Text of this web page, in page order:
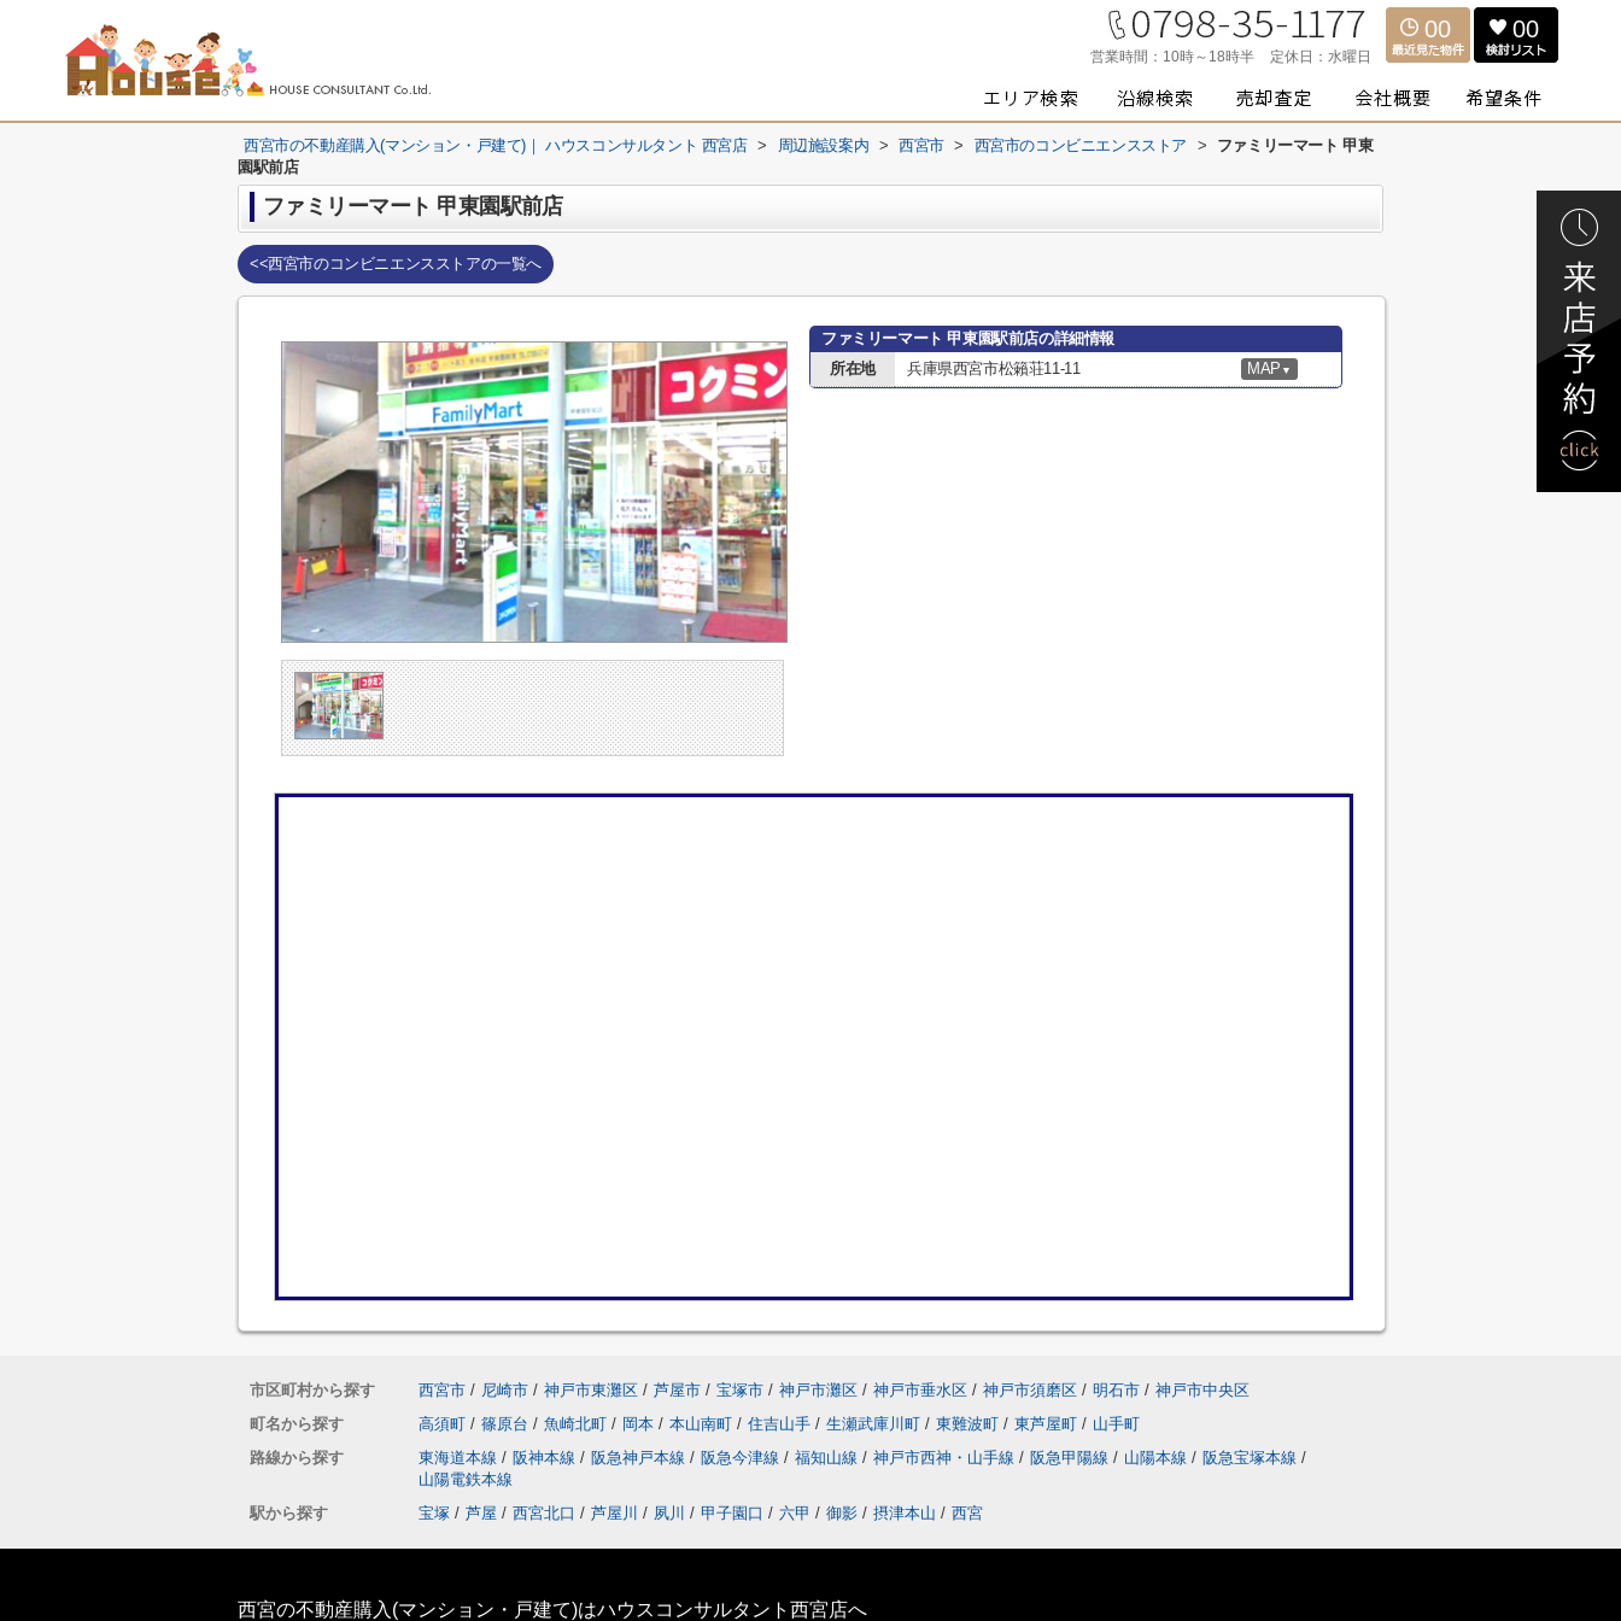
営業時間： 10時～18時半 定休日： 水曜日
00 00
西宮市の不動産購入(マンション・戸建て)｜ ハウスコンサルタント 西宮店 > 周辺施設案内 > 西宮市 > 西宮市のコンビニエンスストア >
ファミリーマート 甲東
園駅前店
ファミリーマート 甲東園駅前店
<<西宮市のコンビニエンスストアの一覧へ
ファミリーマート 甲東園駅前店の詳細情報
所在地
兵庫県西宮市松籟荘11-11 MAP ▼
市区町村から探す 西宮市 / 尼崎市 / 神戸市東灘区 / 芦屋市 / 宝塚市 / 神戸市灘区 / 神戸市垂水区 / 神戸市須磨区 / 明石市 / 神戸市中央区
町名から探す
高須町 / 篠原台 / 魚崎北町 / 岡本 / 本山南町 / 住吉山手 / 生瀬武庫川町 / 東難波町 / 東芦屋町 / 山手町
路線から探す
東海道本線 / 阪神本線 / 阪急神戸本線 / 阪急今津線 / 福知山線 / 神戸市西神・山手線 / 阪急甲陽線 / 山陽本線 / 阪急宝塚本線 /
山陽電鉄本線
駅から探す
宝塚 / 芦屋 / 西宮北口 / 芦屋川 / 夙川 / 甲子園口 / 六甲 / 御影 / 摂津本山 / 西宮
西宮の不動産購入(マンション・戸建て)はハウスコンサルタント西宮店へ